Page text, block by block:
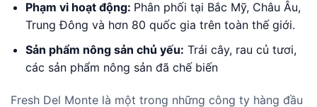
Phạm vi hoạt động: Phân phối tại Bắc Mỹ, Châu Âu,
Trung Đông và hơn 80 quốc gia trên toàn thế giới.
Sản phẩm nông sản chủ yếu: Trái cây, rau củ tươi,
các sản phẩm nông sản đã chế biến
Fresh Del Monte là một trong những công ty hàng đầu